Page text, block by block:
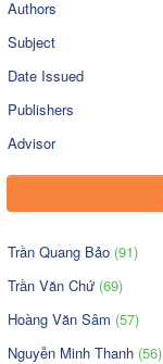
Authors
Subject
Date Issued
Publishers
Advisor
Trần Quang Bảo (91)
Trần Văn Chứ (69)
Hoàng Văn Sâm (57)
Nguyễn Minh Thanh (56)